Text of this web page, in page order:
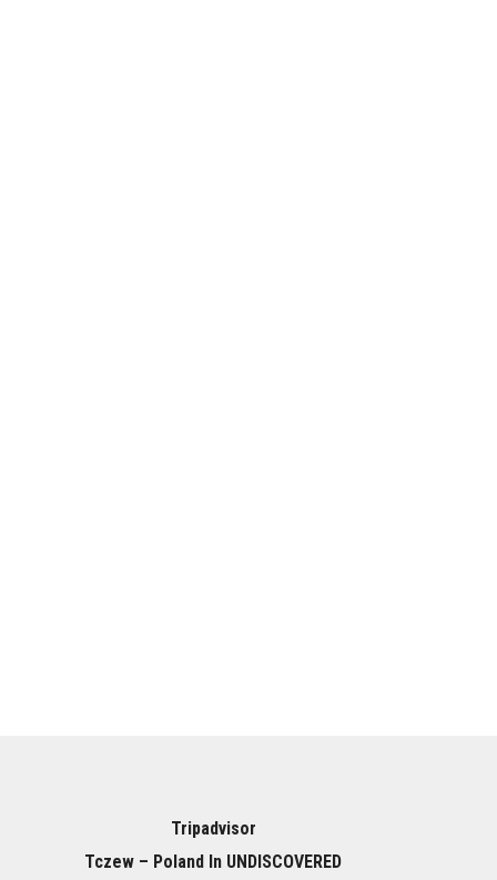
Tripadvisor
Tczew – Poland In UNDISCOVERED